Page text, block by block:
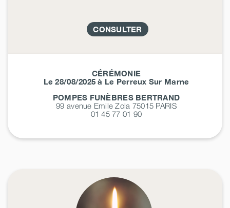
CONSULTER
CÉRÉMONIE
Le 28/08/2025 à Le Perreux Sur Marne
POMPES FUNÈBRES BERTRAND
99 avenue Emile Zola 75015 PARIS
01 45 77 01 90